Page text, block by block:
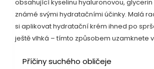
obsahující kyselinu hyaluronovou,
známé svými hydratačními účinky. Malá
si aplikovat hydratační krém ihned po
ještě vlhká – tímto způsobem uzamknete
Příčiny suchého obličeje